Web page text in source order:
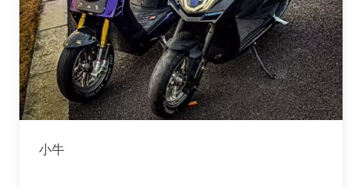
小牛